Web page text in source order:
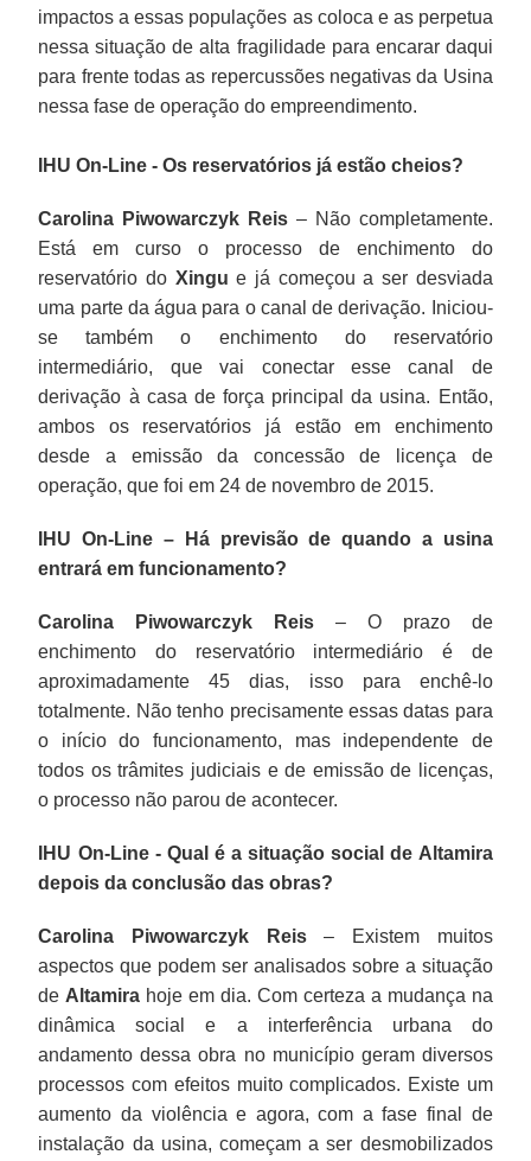
impactos a essas populações as coloca e as perpetua
nessa situação de alta fragilidade para encarar daqui
para frente todas as repercussões negativas da Usina
nessa fase de operação do empreendimento.
IHU On-Line - Os reservatórios já estão cheios?
Carolina Piwowarczyk Reis – Não completamente.
Está em curso o processo de enchimento do
reservatório do Xingu e já começou a ser desviada
uma parte da água para o canal de derivação. Iniciou-
se também o enchimento do reservatório
intermediário, que vai conectar esse canal de
derivação à casa de força principal da usina. Então,
ambos os reservatórios já estão em enchimento
desde a emissão da concessão de licença de
operação, que foi em 24 de novembro de 2015.
IHU On-Line – Há previsão de quando a usina
entrará em funcionamento?
Carolina Piwowarczyk Reis – O prazo de
enchimento do reservatório intermediário é de
aproximadamente 45 dias, isso para enchê-lo
totalmente. Não tenho precisamente essas datas para
o início do funcionamento, mas independente de
todos os trâmites judiciais e de emissão de licenças,
o processo não parou de acontecer.
IHU On-Line - Qual é a situação social de Altamira
depois da conclusão das obras?
Carolina Piwowarczyk Reis– Existem muitos
aspectos que podem ser analisados sobre a situação
de Altamira hoje em dia. Com certeza a mudança na
dinâmica social e a interferência urbana do
andamento dessa obra no município geram diversos
processos com efeitos muito complicados. Existe um
aumento da violência e agora, com a fase final de
instalação da usina, começam a ser desmobilizados